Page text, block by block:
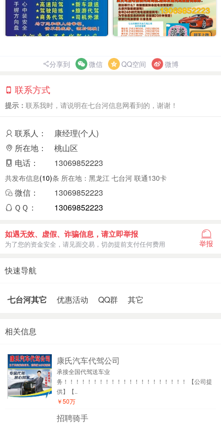
分享到 微信 QQ空间 微博
联系方式
提示： 联系我时，请说明在七台河信息网看到的，谢谢！
联系人：
康经理(个人)
所在地：
桃山区
电话：
13069852223
共发布信息(10)条 所在地：黑龙江 七台河 联通130卡
微信：
13069852223
ＱＱ：
13069852223
如遇无效、虚假、诈骗信息，请立即举报
为了您的资金安全，请见面交易，切勿提前支付任何费用 举报
快速导航
七台河其它 优惠活动 QQ群 其它
相关信息
康氏汽车代驾公司
承接全国代驾送车业
务！！！！！！！！！！！！！！！！！！！！！ 【公司提
供】【..
￥50万
招聘骑手